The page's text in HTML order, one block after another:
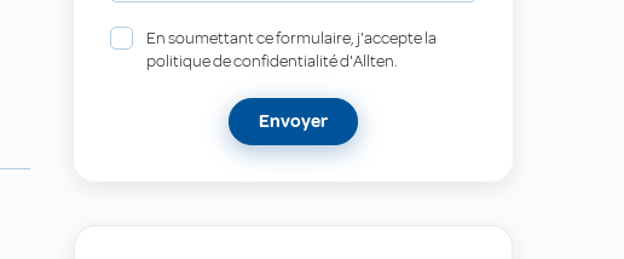
En soumettant ce formulaire, j'accepte la
politique de confidentialité d'Allten.
Envoyer